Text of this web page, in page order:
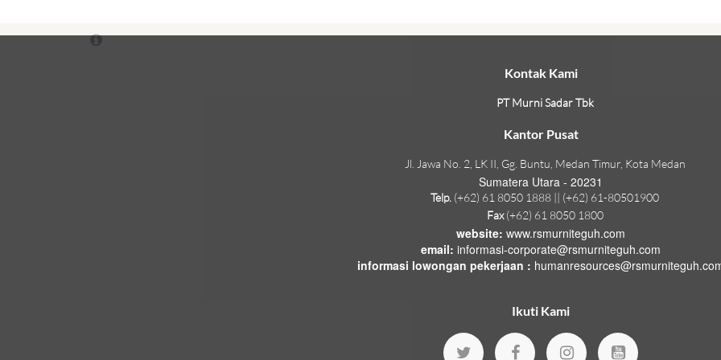
Kontak Kami
PT Murni Sadar Tbk
Kantor Pusat
Jl. Jawa No. 2, LK II, Gg. Buntu, Medan Timur, Kota Medan
Sumatera Utara - 20231
Telp. (+62) 61 8050 1888 || (+62) 61-80501900
Fax(+62) 61 8050 1800
website: www.rsmurniteguh.com
email: informasi-corporate@rsmurniteguh.com
informasi lowongan pekerjaan :
Ikuti Kami